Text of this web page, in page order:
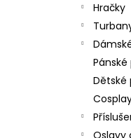
Hračky
Dětské